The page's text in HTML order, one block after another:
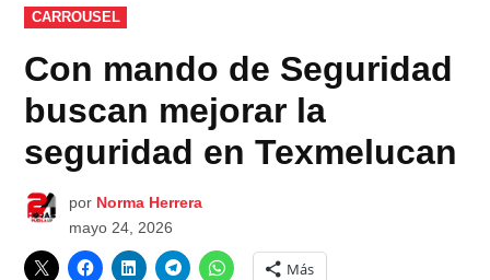
PUBLICADO
EN
CARROUSEL
Con mando de Seguridad
buscan mejorar la
seguridad en Texmelucan
por Norma Herrera
mayo 24, 2026
Más